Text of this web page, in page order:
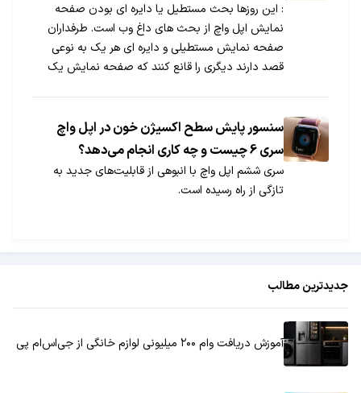
: این روزها بحث مستطیل یا دایره ای بودن صفحه
نمایش اپل واچ از بحث های داغ وب است. طرفداران
صفحه نمایش مستطیلی و دایره ای هر یک به نوعی
قصد دارند دیگری را قانع کنند که صفحه نمایش یک
می کرد، طراحی این ساعت به چه صورت می شد؟
سنسور پایش سطح اکسیژن خون در اپل واچ
سری 6 چیست و چه کاری انجام می‌دهد؟
سری ششم اپل واچ با انبوهی از قابلیت‌های جدید به
تازگی از راه رسیده است.
جدیدترین مطالب
آموزش دریافت وام ۲۰۰ میلیونی لوازم خانگی از جی‌اس‌ام پی